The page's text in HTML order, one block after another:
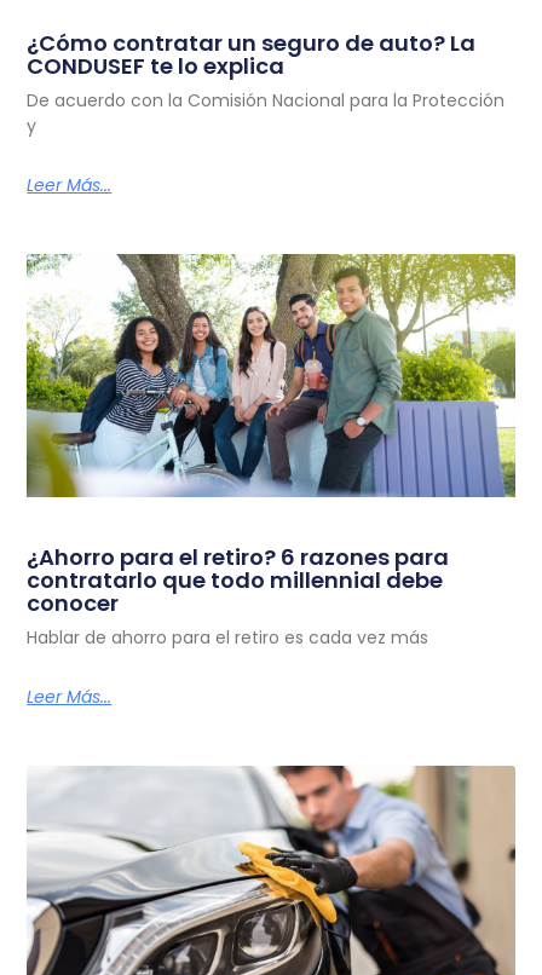
¿Cómo contratar un seguro de auto? La
CONDUSEF te lo explica
De acuerdo con la Comisión Nacional para la Protección
y
Leer Más...
¿Ahorro para el retiro? 6 razones para
contratarlo que todo millennial debe
conocer
Hablar de ahorro para el retiro es cada vez más
Leer Más...